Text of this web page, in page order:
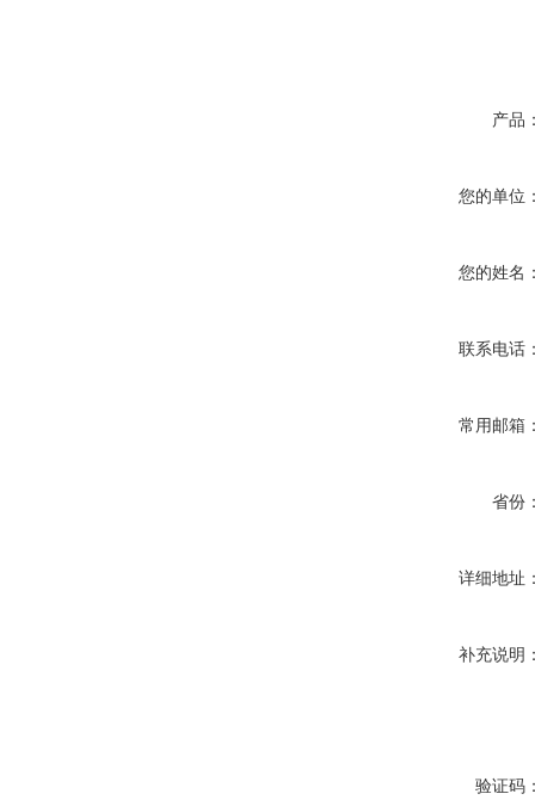
产品
您的单位
您的姓名
联系电话
常用邮箱
省份
详细地址
补充说明
验证码